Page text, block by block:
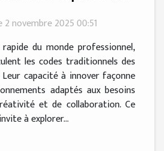
2 novembre 2025 00:51
du monde professionnel,
les codes traditionnels des
capacité à innover façonne
adaptés aux besoins
et de collaboration. Ce
à explorer...